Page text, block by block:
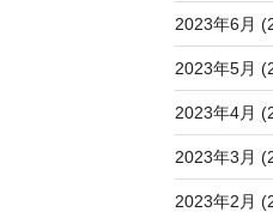
2023年6月
2023年5月
2023年4月
2023年3月
2023年2月